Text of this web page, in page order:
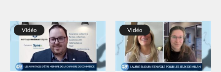
Vidéo Vidéo